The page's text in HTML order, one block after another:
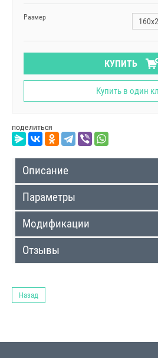
Размер
КУПИТЬ
Купить в один
поделиться
Описание
Параметры
Модификации
Отзывы
Назад